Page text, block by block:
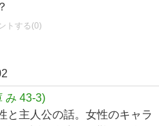
トする(0)
み 43-3)
と主人公の話。女性のキャラ